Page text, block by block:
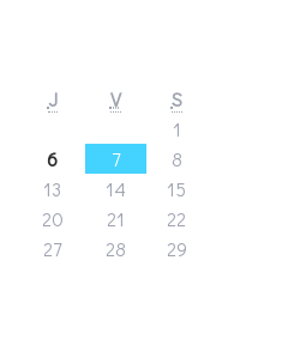
J V
S
1
6 7
8
13 14
15
20 21
22
27 28
29